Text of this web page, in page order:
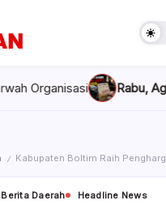
Rabu, Agustus
/ Kabupaten Boltim Raih Penghargaan Daerah
Berita Daerah Headline News